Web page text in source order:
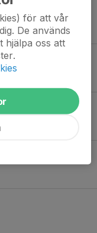
för att vår
De används
hjälpa oss att